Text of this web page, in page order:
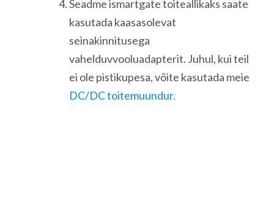
Seadme ismartgate toiteallikaks saate
kasutada kaasasolevat
seinakinnitusega
vahelduvvooluadapterit. Juhul, kui teil
ei ole pistikupesa, võite kasutada meie
DC/DC toitemuundur.